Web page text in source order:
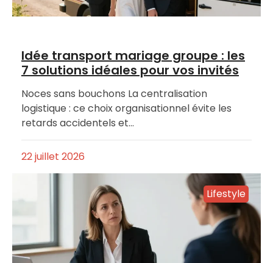
Idée transport mariage groupe : les
7 solutions idéales pour vos invités
Noces sans bouchons La centralisation
logistique : ce choix organisationnel évite les
retards accidentels et…
22 juillet 2026
Lifestyle